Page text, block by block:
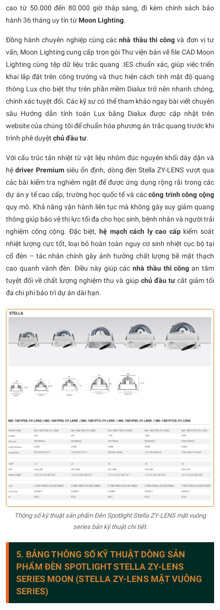
cao từ 50.000 đến 80.000 giờ thắp sáng, đi kèm chính sách bảo
hành 36 tháng uy tín từ Moon Lighting.
Đồng hành chuyên nghiệp cùng cácnhà thầu thi công và đơn vị tư
vấn, Moon Lighting cung cấp trọn gói Thư viện bản vẽ file CAD Moon
Lighting cùng tệp dữ liệu trắc quang .IES chuẩn xác, giúp việc triển
khai lắp đặt trên công trường và thực hiện cách tính mật độ quang
thông Lux cho biệt thự trên phần mềm Dialux trở nên nhanh chóng,
chính xác tuyệt đối. Các kỹ sư có thể tham khảo ngay bài viết chuyên
sâu Hướng dẫn tính toán Lux bằng Dialux được cập nhật trên
website của chúng tôi để chuẩn hóa phương án trắc quang trước khi
trình phê duyệt chủ đầu tư.
Với cấu trúc tản nhiệt từ vật liệu nhôm đúc nguyên khối dày dặn và
hệdriver Premiumsiêu ổn định, dòng đèn Stella ZY-LENS vượt qua
các bài kiểm tra nghiêm ngặt để được ứng dụng rộng rãi trong các
dự án y tế cao cấp, trường học quốc tế và cáccông trình công cộng
quy mô. Khả năng vận hành liên tục mà không gây suy giảm quang
thông giúp bảo vệ thị lực tối đa cho học sinh, bệnh nhân và người trải
nghiệm công cộng. Đặc biệt, hệ mạch cách ly cao cấpkiểm soát
nhiệt lượng cực tốt, loại bỏ hoàn toàn nguy cơ sinh nhiệt cục bộ tại
cổ đèn – tác nhân chính gây ảnh hưởng chất lượng bề mặt thạch
cao quanh vành đèn. Điều này giúp cácnhà thầu thi công an tâm
tuyệt đối về chất lượng nghiệm thu và giúp chủ đầu tưcắt giảm tối
đa chi phí bảo trì dự án dài hạn.
Thông số kỹ thuật sản phẩm Đèn Spotlight Stella ZY-LENS mặt vuông
series bản kỹ thuật chi tiết.
5. BẢNG THÔNG SỐ KỸ THUẬT DÒNG SẢN
PHẨM ĐÈN SPOTLIGHT STELLA ZY-LENS
SERIES MOON (STELLA ZY-LENS MẶT VUÔNG
SERIES)